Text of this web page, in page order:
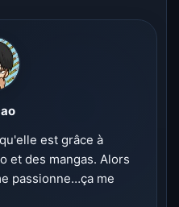
est grâce à
et des mangas. Alors
passionne…ça me